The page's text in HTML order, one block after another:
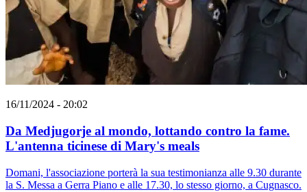
16/11/2024 - 20:02
Da Medjugorje al mondo, lottando contro la fame.
L'antenna ticinese di Mary's meals
Domani, l'associazione porterà la sua testimonianza alle 9.30 durante
la S. Messa a Gerra Piano e alle 17.30, lo stesso giorno, a Cugnasco.